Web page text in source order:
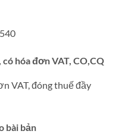
có hóa đơn VAT, CO,CQ
VAT, đóng thuế đầy
bài bản